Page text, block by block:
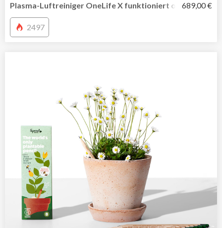
Plasma-Luftreiniger OneLife X funktioniert ohne689,00 €
2497